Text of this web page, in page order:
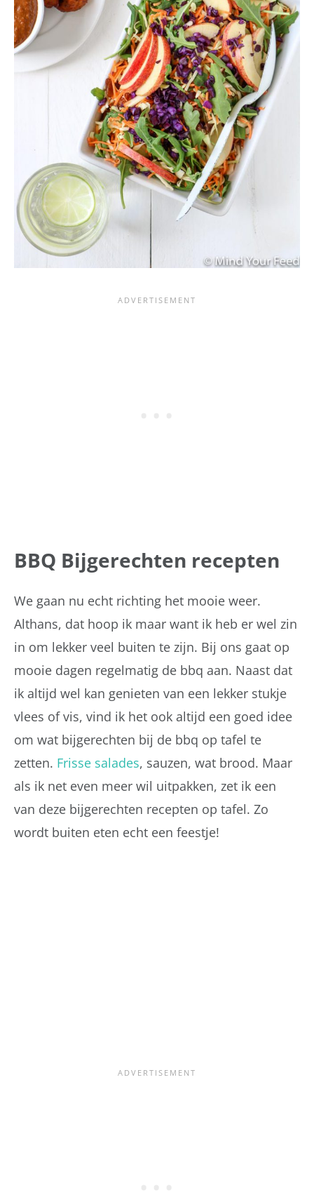
BBQ Bijgerechten recepten
We gaan nu echt richting het mooie weer.
Althans, dat hoop ik maar want ik heb er wel zin
in om lekker veel buiten te zijn. Bij ons gaat op
mooie dagen regelmatig de bbq aan. Naast dat
ik altijd wel kan genieten van een lekker stukje
vlees of vis, vind ik het ook altijd een goed idee
om wat bijgerechten bij de bbq op tafel te
zetten. Frisse salades, sauzen, wat brood. Maar
als ik net even meer wil uitpakken, zet ik een
van deze bijgerechten recepten op tafel. Zo
wordt buiten eten echt een feestje!